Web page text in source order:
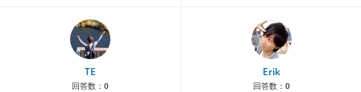
TE
回答数： 0
Erik
回答数： 0